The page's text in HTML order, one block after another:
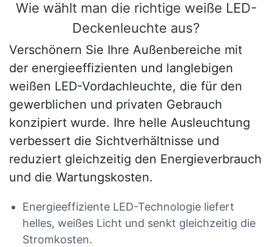
Wie wählt man die richtige weiße LED-
Deckenleuchte aus?
Verschönern Sie Ihre Außenbereiche mit
der energieeffizienten und langlebigen
weißen LED-Vordachleuchte, die für den
gewerblichen und privaten Gebrauch
konzipiert wurde. Ihre helle Ausleuchtung
verbessert die Sichtverhältnisse und
reduziert gleichzeitig den Energieverbrauch
und die Wartungskosten.
Energieeffiziente LED-Technologie liefert
helles, weißes Licht und senkt gleichzeitig die
Stromkosten.